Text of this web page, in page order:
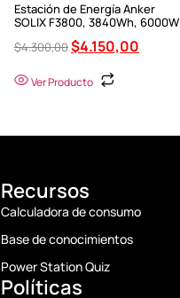
Estación de Energía Anker
SOLIX F3800, 3840Wh, 6000W
$4.300,00$4.150,00
Ver Producto
Recursos
Calculadora de consumo
Base de conocimientos
Power Station Quiz
Políticas